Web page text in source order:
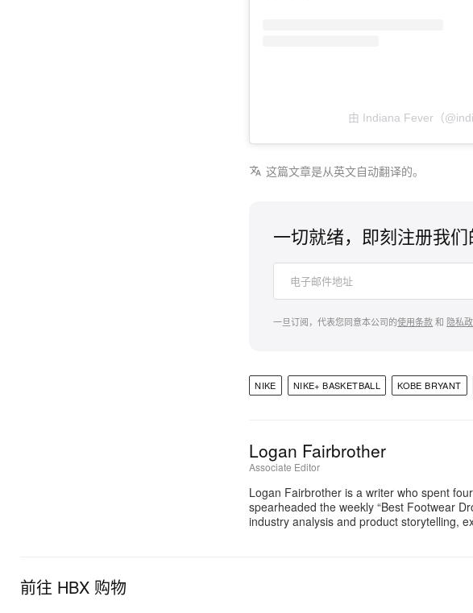
由 Indiana Fever（
这篇文章是从英文自动翻译的。
一切就绪，即刻注册我们
一旦订阅，代表您同意本公司的使用条款和 隐私
NIKE NIKE+ BASKETBALL KOBE BRYANT
Logan Fairbrother
Associate Editor
Logan Fairbrother is a writer who spent
spearheaded the weekly “Best Footwear
industry analysis and product storytelling,
前往 HBX 购物